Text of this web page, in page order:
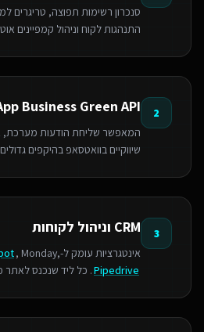
התנהגות לקוח וניהול קמפיינים
2
Business Green API
המאפשר שליחת הודעות מערכת,
שיווקיים בוואטסאפ בהיקפים
3 CRM וניהול לקוחות
אינטגרציות עומק ל-, Monday,
Pipedrive. כל ליד שנכנס לאתר